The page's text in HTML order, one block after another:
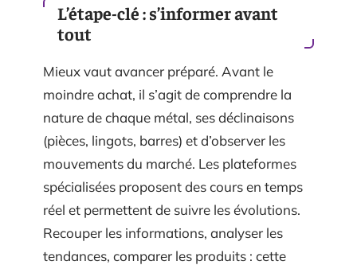
L’étape-clé : s’informer avant
tout
Mieux vaut avancer préparé. Avant le
moindre achat, il s’agit de comprendre la
nature de chaque métal, ses déclinaisons
(pièces, lingots, barres) et d’observer les
mouvements du marché. Les plateformes
spécialisées proposent des cours en temps
réel et permettent de suivre les évolutions.
Recouper les informations, analyser les
tendances, comparer les produits : cette